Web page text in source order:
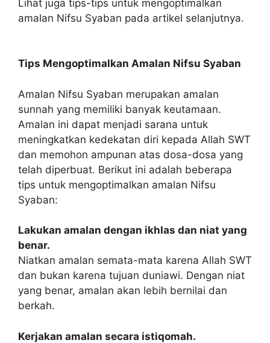
Lihat juga tips-tips untuk mengoptimalkan
amalan Nifsu Syaban pada artikel selanjutnya.
Tips Mengoptimalkan Amalan Nifsu Syaban
Amalan Nifsu Syaban merupakan amalan
sunnah yang memiliki banyak keutamaan.
Amalan ini dapat menjadi sarana untuk
meningkatkan kedekatan diri kepada Allah SWT
dan memohon ampunan atas dosa-dosa yang
telah diperbuat. Berikut ini adalah beberapa
tips untuk mengoptimalkan amalan Nifsu
Syaban:
Lakukan amalan dengan ikhlas dan niat yang
benar.
Niatkan amalan semata-mata karena Allah SWT
dan bukan karena tujuan duniawi. Dengan niat
yang benar, amalan akan lebih bernilai dan
berkah.
Kerjakan amalan secara istiqomah.